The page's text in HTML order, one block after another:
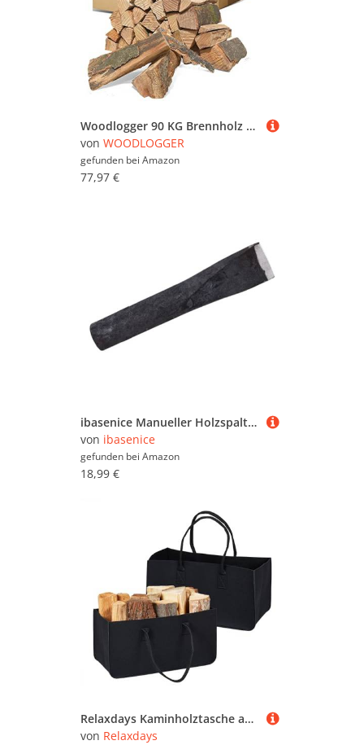
Woodlogger 90 KG Brennholz aus Buche I trockenes Kaminholz I ofenfertiges Feuerholz I reines Buchenholz I Holz für Kaminofen, Lagerfeuer, Feuerschalen, Ofen I Grillholz (Holz-Scheitlänge: 25 cm)
von WOODLOGGER
gefunden bei Amazon
77,97 €
ibasenice Manueller Holzspalter Stabilem Tragbarer Brennholzspalter für Garten und Outdoor Robustes Präzise Geschmiedetes Werkzeug für Holzarbeiten für Anzündholz und Holzernte
von ibasenice
gefunden bei Amazon
18,99 €
Relaxdays Kaminholztasche aus Filz, 2er Set, 28 l Volumen, XXL Filztasche, für Kaminholz, tragbarer Holzkorb, schwarz
von Relaxdays